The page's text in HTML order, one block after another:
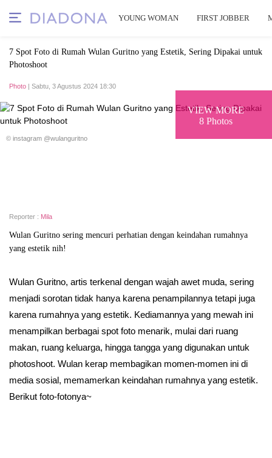
YOUNG WOMAN FIRST JOBBER
7 Spot Foto di Rumah Wulan Guritno yang Estetik, Sering Dipakai untuk
Photoshoot
Photo | Sabtu, 3 Agustus 2024 18:30
VIEW MORE
8 Photos
© instagram @wulanguritno
Reporter : Mila
Wulan Guritno sering mencuri perhatian dengan keindahan rumahnya
yang estetik nih!
Wulan Guritno, artis terkenal dengan wajah awet muda, sering
menjadi sorotan tidak hanya karena penampilannya tetapi juga
karena rumahnya yang estetik. Kediamannya yang mewah ini
menampilkan berbagai spot foto menarik, mulai dari ruang
makan, ruang keluarga, hingga tangga yang digunakan untuk
photoshoot. Wulan kerap membagikan momen-momen ini di
media sosial, memamerkan keindahan rumahnya yang estetik.
Berikut foto-fotonya~